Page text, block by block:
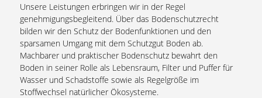
Unsere Leistungen erbringen wir in der Regel
genehmigungsbegleitend. Über das Bodenschutzrecht
bilden wir den Schutz der Bodenfunktionen und den
sparsamen Umgang mit dem Schutzgut Boden ab.
Machbarer und praktischer Bodenschutz bewahrt den
Boden in seiner Rolle als Lebensraum, Filter und Puffer für
Wasser und Schadstoffe sowie als Regelgröße im
Stoffwechsel natürlicher Ökosysteme.